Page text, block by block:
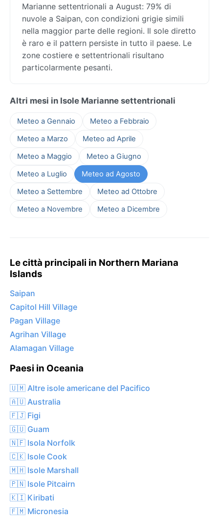
Marianne settentrionali a August: 79% di
nuvole a Saipan, con condizioni grigie simili
nella maggior parte delle regioni. Il sole diretto
è raro e il pattern persiste in tutto il paese. Le
zone costiere e settentrionali risultano
particolarmente pesanti.
Altri mesi in Isole Marianne settentrionali
Meteo a Gennaio
Meteo a Febbraio
Meteo a Marzo
Meteo ad Aprile
Meteo a Maggio
Meteo a Giugno
Meteo a Luglio
Meteo ad Agosto
Meteo a Settembre
Meteo ad Ottobre
Meteo a Novembre
Meteo a Dicembre
Le città principali in Northern Mariana
Islands
Saipan
Capitol Hill Village
Pagan Village
Agrihan Village
Alamagan Village
Paesi in Oceania
🇺🇲 Altre isole americane del Pacifico
🇦🇺 Australia
🇫🇯 Figi
🇬🇺 Guam
🇳🇫 Isola Norfolk
🇨🇰 Isole Cook
🇲🇭 Isole Marshall
🇵🇳 Isole Pitcairn
🇰🇮 Kiribati
🇫🇲 Micronesia